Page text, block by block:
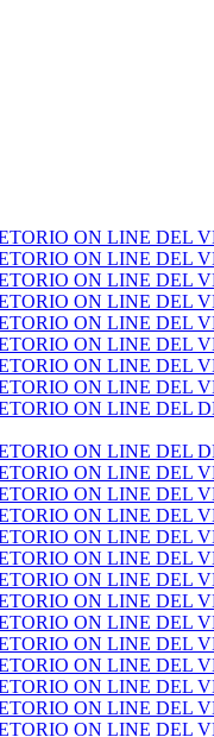
ON LINE DEL
ON LINE DEL
ON LINE DEL
ON LINE DEL
ON LINE DEL
ON LINE DEL
ON LINE DEL
ON LINE DEL
ON LINE DEL
ON LINE DEL
ON LINE DEL
ON LINE DEL
ON LINE DEL
ON LINE DEL
ON LINE DEL
ON LINE DEL
ON LINE DEL
ON LINE DEL
ON LINE DEL
ON LINE DEL
ON LINE DEL
ON LINE DEL
ON LINE DEL